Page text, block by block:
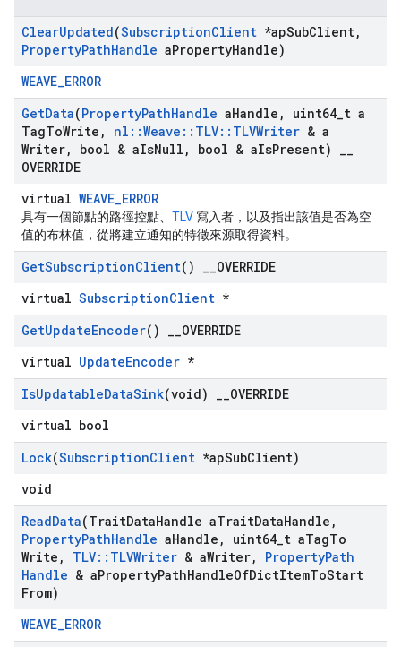
ClearUpdated(SubscriptionClient *apSubClient,
PropertyPathHandle aPropertyHandle)
WEAVE_ERROR
GetData(PropertyPathHandle aHandle , uint64 t a
TagToWrite , nl ::Weave :: TLV:: TLVWriter & a
Writer, bool & aIsNull , bool & aIsPresent)
OVERRIDE
virtual WEAVE_ERROR
具有一個節點的路徑控點、 TLV寫入者，以及指出該值是否為空
值的布林值，從將建立通知的特徵來源取得資料。
GetSubscriptionClient()
OVERRIDE
virtual SubscriptionClient *
GetUpdateEncoder()
OVERRIDE
virtual UpdateEncoder *
IsUpdatableDataSink(void)
OVERRIDE
virtual bool
Lock(SubscriptionClient *apSubClient)
void
ReadData(TraitDataHandle aTraitDataHandle ,
PropertyPathHandle aHandle , uint64 t aTagTo
Write , TLV:: TLVWriter & aWriter, PropertyPath
Handle & aPropertyPathHandleOfDictItemToStart
From)
WEAVE_ERROR